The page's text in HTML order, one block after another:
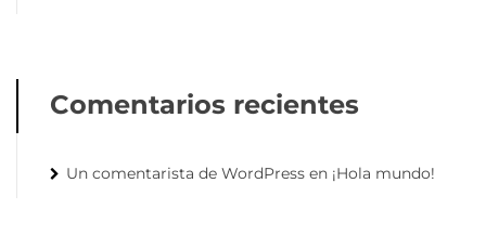
Comentarios recientes
Un comentarista de WordPress en ¡Hola mundo!